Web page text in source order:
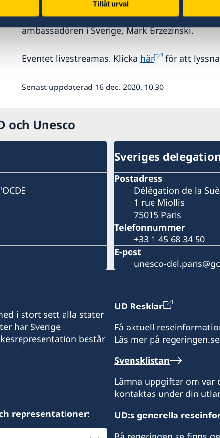
Tillåt urval
men även ge en bredare ansats om vikten av
samt återuppbyggnad efter pandemin.
ambassadören i Sverige, Mark Brzezinski.
Eventet livestreamas. Klicka här för att lyssna
Senast uppdaterad 16 dec. 2020, 10.30
och Unesco
Sveriges
Postadress
Délégation de la
1 rue Miollis
75015 Paris
Telefonnummer
+33 1 45 68 34 50
E-post
unesco-
i stort sett alla stater
har Sverige
består
representationer:
UD Resklar
Få aktuell
Läs mer på
Svensklistan
Lämna uppgifter om var
kontaktas under din
UD:s generella